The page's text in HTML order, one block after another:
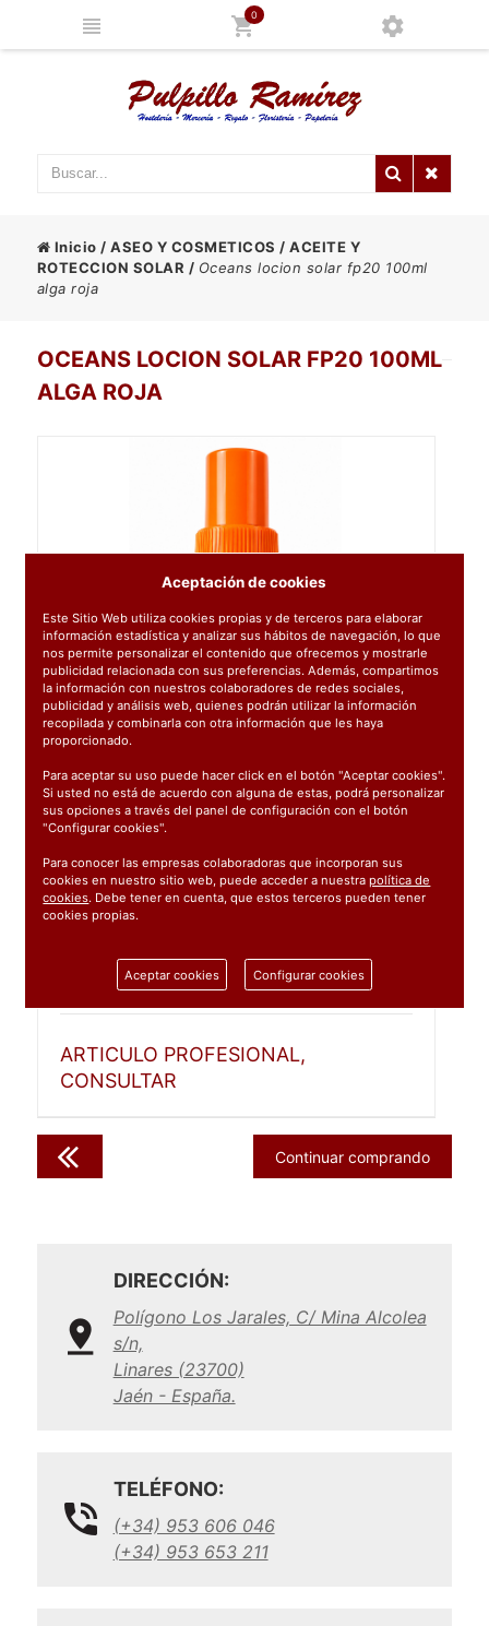
0
Inicio /ASEO Y COSMETICOS /ACEITE Y
ROTECCION SOLAR / Oceans locion solar fp20 100ml
alga roja
OCEANS LOCION SOLAR FP20 100ML
ALGA ROJA
121180
1 unidad
ARTICULO PROFESIONAL,
CONSULTAR
Continuar comprando
DIRECCIÓN:
Polígono Los Jarales, C/ Mina Alcolea
s/n,
Linares (23700)
Jaén - España.
TELÉFONO:
(+34) 953 606 046
(+34) 953 653 211
Aceptación de cookies
Este Sitio Web utiliza cookies propias y de terceros para elaborar
información estadística y analizar sus hábitos de navegación, lo que
nos permite personalizar el contenido que ofrecemos y mostrarle
publicidad relacionada con sus preferencias. Además, compartimos
la información con nuestros colaboradores de redes sociales,
publicidad y análisis web, quienes podrán utilizar la información
recopilada y combinarla con otra información que les haya
proporcionado.
Para aceptar su uso puede hacer click en el botón "Aceptar cookies".
Si usted no está de acuerdo con alguna de estas, podrá personalizar
sus opciones a través del panel de configuración con el botón
"Configurar cookies".
Para conocer las empresas colaboradoras que incorporan sus
cookies en nuestro sitio web, puede acceder a nuestrapolítica de
cookies. Debe tener en cuenta, que estos terceros pueden tener
cookies propias.
Aceptar cookies Configurar cookies